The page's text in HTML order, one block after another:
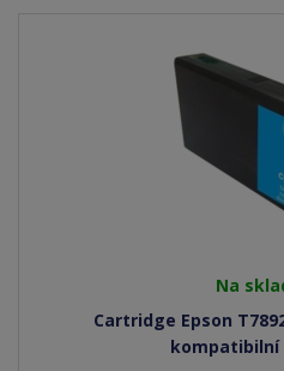
Na
Cartridge Epson
kompatibilní